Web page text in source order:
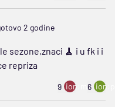
2 godine
sezone,znaci 🧹 i u fk i i
repriza
9 ion:minus
6